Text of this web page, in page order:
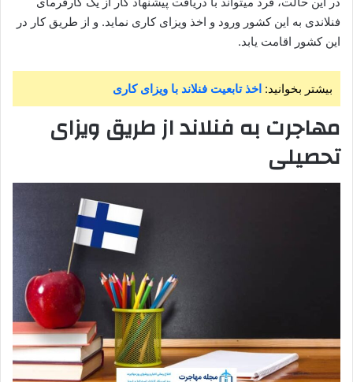
فنلاندی به این کشور ورود و اخذ ویزای کاری نماید. و از طریق کار در
این کشور اقامت یابد.
بیشتر بخوانید: اخذ تابعیت فنلاند با ویزای کاری
مهاجرت به فنلاند از طریق ویزای
تحصیلی